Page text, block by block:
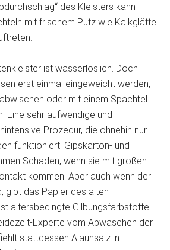
des Kleisters kann
mit frischem Putz wie Kalkglätte
ist wasserlöslich. Doch
erst einmal eingeweicht werden,
oder mit einem Spachtel
Eine sehr aufwendige und
Prozedur, die ohnehin nur
funktioniert. Gipskarton- und
Schaden, wenn sie mit großen
kommen. Aber auch wenn der
gibt das Papier des alten
altersbedingte Gilbungsfarbstoffe
Experte vom Abwaschen der
stattdessen Alaunsalz in